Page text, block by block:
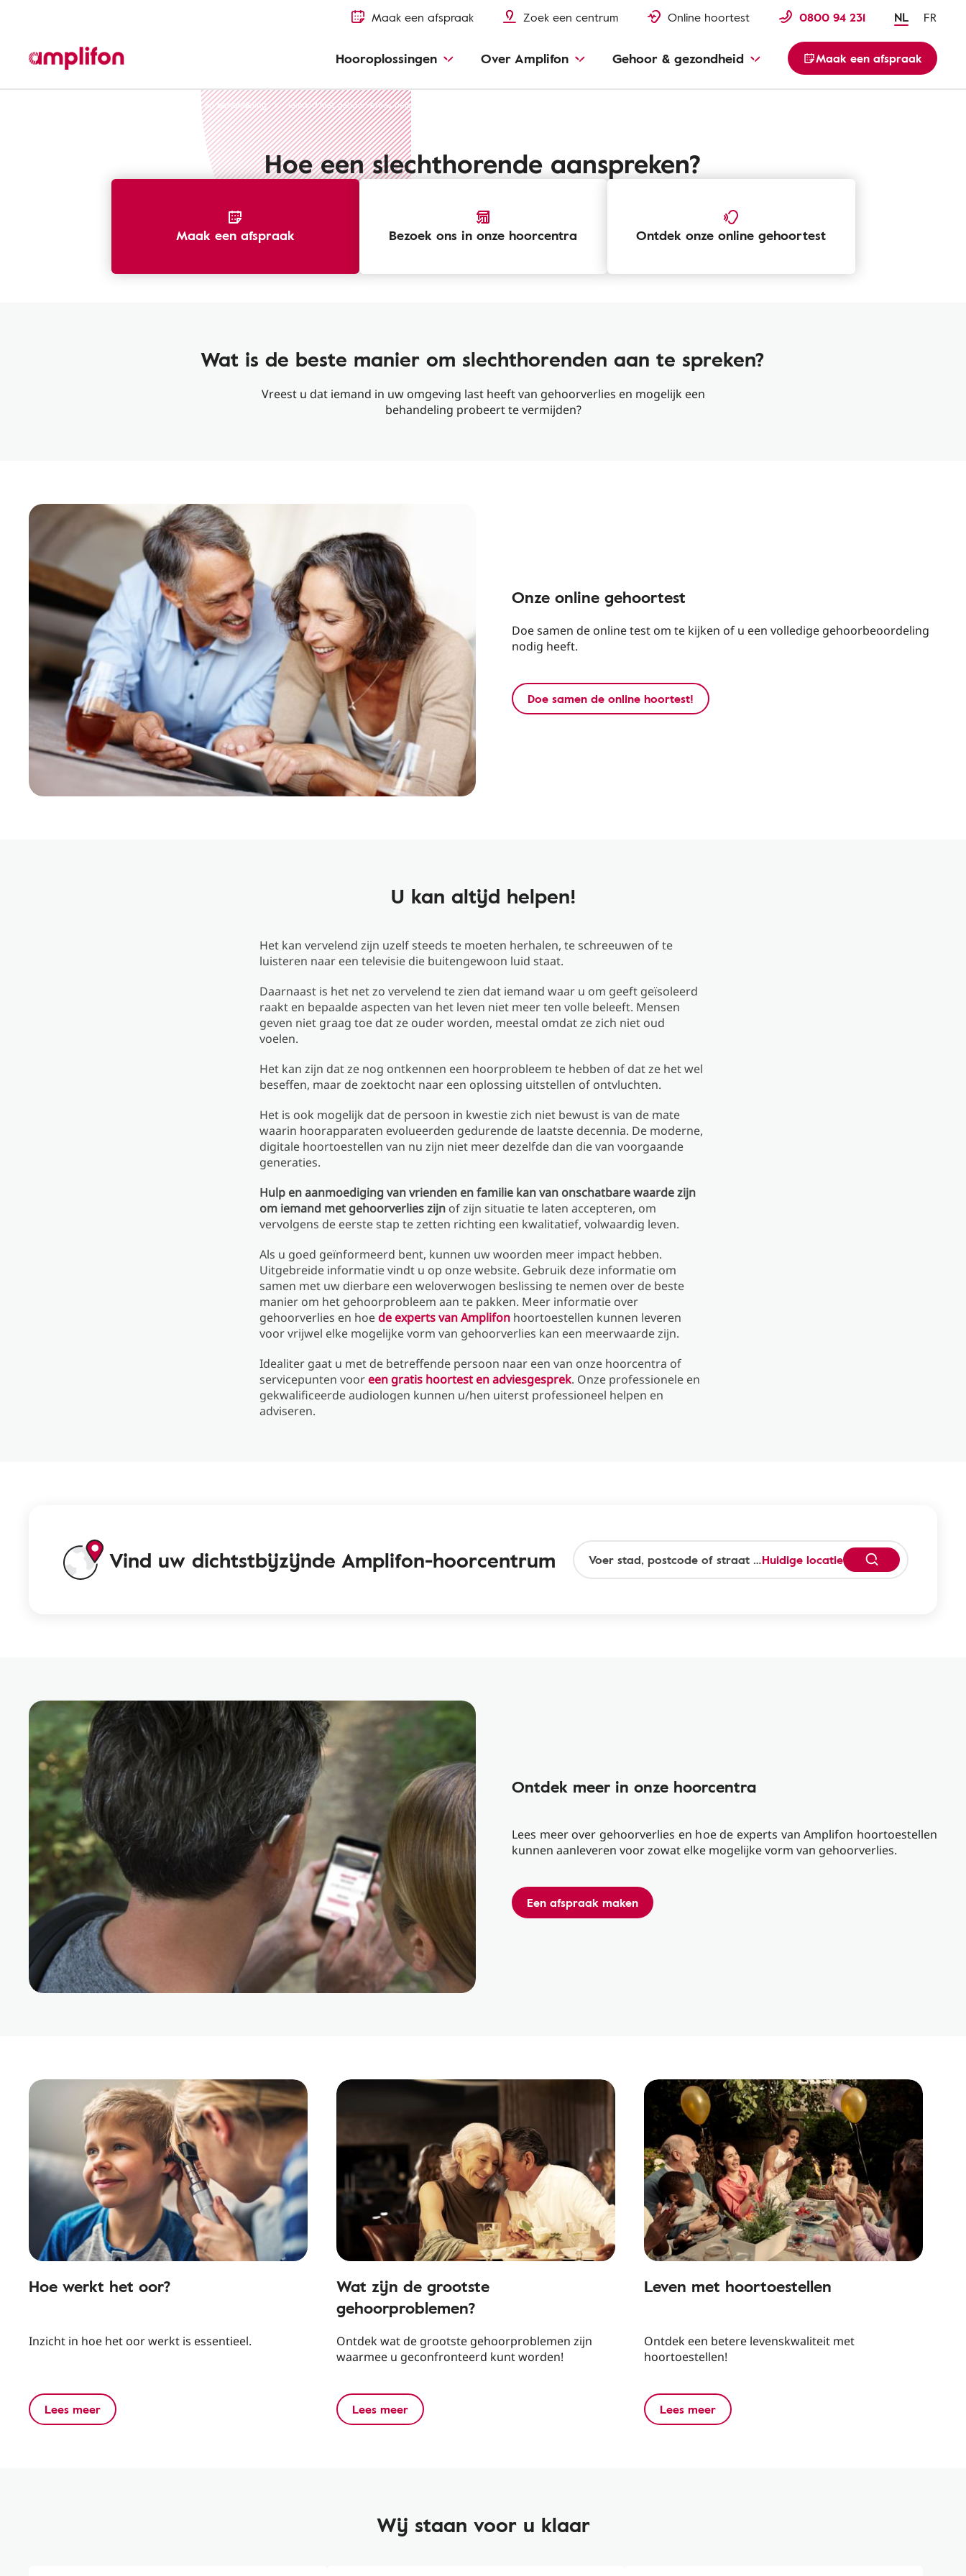
Maak een afspraak Zoek een centrum Online hoortest 0800 94 231 NL FR
Hooroplossingen Over Amplifon Gehoor & gezondheid Maak een afspraak
Gehoorverlies of gehoorschade - oorzaken en behandeling Iemand met gehoorverlies helpen
Hoe een slechthorende aanspreken?
Maak een afspraak Bezoek ons ​​in onze hoorcentra Ontdek onze online gehoortest
Wat is de beste manier om slechthorenden aan te spreken?
Vreest u dat iemand in uw omgeving last heeft van gehoorverlies en mogelijk een
behandeling probeert te vermijden?
Onze online gehoortest
Doe samen de online test om te kijken of u een volledige gehoorbeoordeling
nodig heeft.
Doe samen de online hoortest!
U kan altijd helpen!
Het kan vervelend zijn uzelf steeds te moeten herhalen, te schreeuwen of te
luisteren naar een televisie die buitengewoon luid staat.
Daarnaast is het net zo vervelend te zien dat iemand waar u om geeft geïsoleerd
raakt en bepaalde aspecten van het leven niet meer ten volle beleeft. Mensen
geven niet graag toe dat ze ouder worden, meestal omdat ze zich niet oud
voelen.
Het kan zijn dat ze nog ontkennen een hoorprobleem te hebben of dat ze het wel
beseffen, maar de zoektocht naar een oplossing uitstellen of ontvluchten.
Het is ook mogelijk dat de persoon in kwestie zich niet bewust is van de mate
waarin hoorapparaten evolueerden gedurende de laatste decennia. De moderne,
digitale hoortoestellen van nu zijn niet meer dezelfde dan die van voorgaande
generaties.
Hulp en aanmoediging van vrienden en familie kan van onschatbare waarde zijn
om iemand met gehoorverlies zijn of zijn situatie te laten accepteren, om
vervolgens de eerste stap te zetten richting een kwalitatief, volwaardig leven.
Als u goed geïnformeerd bent, kunnen uw woorden meer impact hebben.
Uitgebreide informatie vindt u op onze website. Gebruik deze informatie om
samen met uw dierbare een weloverwogen beslissing te nemen over de beste
manier om het gehoorprobleem aan te pakken. Meer informatie over
gehoorverlies en hoede experts van Amplifon hoortoestellen kunnen leveren
voor vrijwel elke mogelijke vorm van gehoorverlies kan een meerwaarde zijn.
Idealiter gaat u met de betreffende persoon naar een van onze hoorcentra of
servicepunten vooreen gratis hoortest en adviesgesprek. Onze professionele en
gekwalificeerde audiologen kunnen u/hen uiterst professioneel helpen en
adviseren.
Vind uw dichtstbijzijnde Amplifon-hoorcentrum Huidige locatie
Ontdek meer in onze hoorcentra
Lees meer over gehoorverlies en hoe de experts van Amplifon hoortoestellen
kunnen aanleveren voor zowat elke mogelijke vorm van gehoorverlies.
Een afspraak maken
Hoe werkt het oor?
Inzicht in hoe het oor werkt is essentieel.
Lees meer
Wat zijn de grootste
gehoorproblemen?
Ontdek wat de grootste gehoorproblemen zijn
waarmee u geconfronteerd kunt worden!
Lees meer
Leven met hoortoestellen
Ontdek een betere levenskwaliteit met
hoortoestellen!
Lees meer
Wij staan voor u klaar